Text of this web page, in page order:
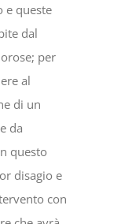
e queste
dal
per
al
di un
da
questo
disagio e
con